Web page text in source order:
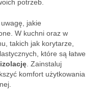
potrzeb.
jakie
W kuchni oraz w
takich jak korytarze,
które są łatwe
izolację . Zainstaluj
komfort użytkowania